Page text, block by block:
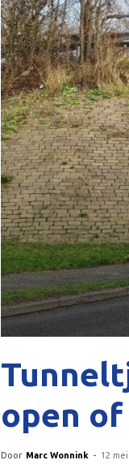
open
Door Marc Wonnink - 12